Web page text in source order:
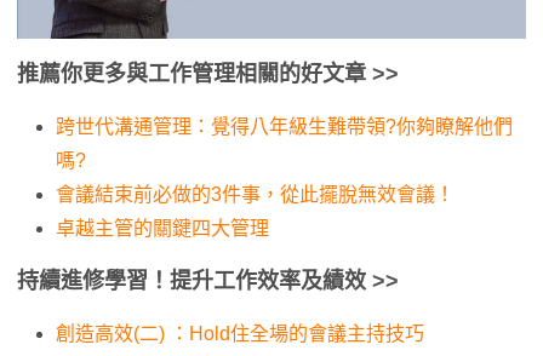
推薦你更多與工作管理相關的好文章 >>
跨世代溝通管理：覺得八年級生難帶領?你夠瞭解他們
嗎?
會議結束前必做的3件事，從此擺脫無效會議！
卓越主管的關鍵四大管理
持續進修學習！提升工作效率及績效 >>
創造高效(二) ：Hold住全場的會議主持技巧